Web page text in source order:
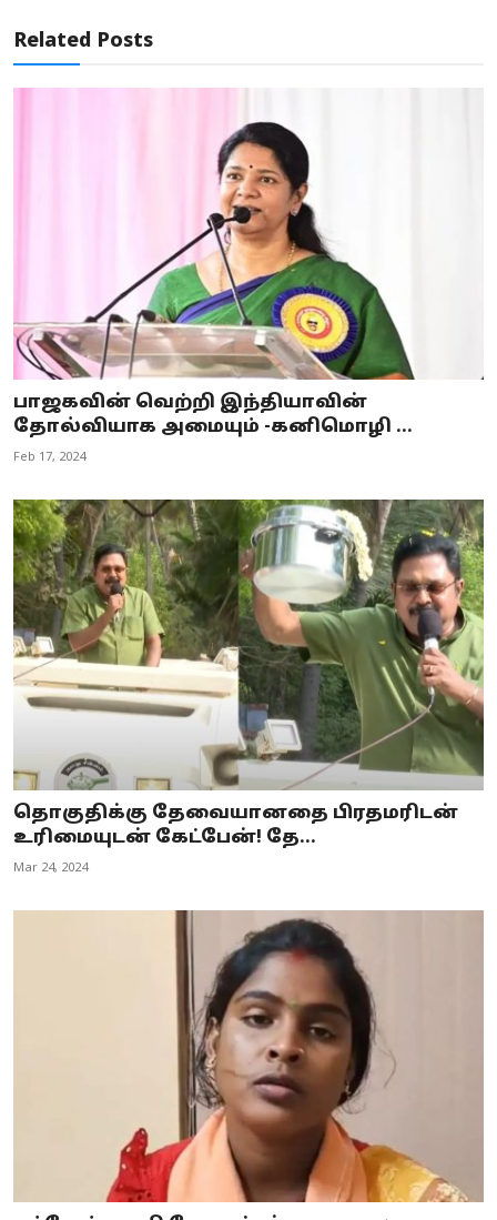
Related Posts
பாஜகவின் வெற்றி இந்தியாவின்
தோல்வியாக அமையும் -கனிமொழி ...
Feb 17, 2024
தொகுதிக்கு தேவையானதை பிரதமரிடன்
உரிமையுடன் கேட்பேன்! தே...
Mar 24, 2024